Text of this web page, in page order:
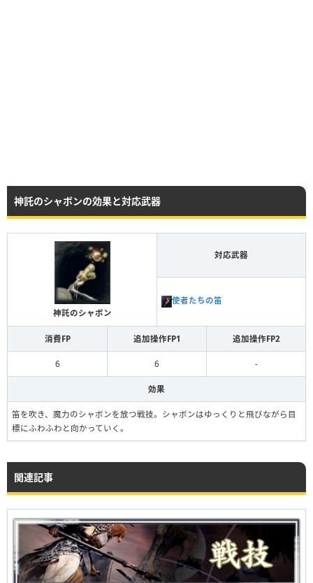
神託のシャボンの効果と対応武器
神託のシャボン
対応武器
使者たちの笛
消費FP 追加操作FP1 追加操作FP2
6 6 -
効果
笛を吹き、魔力のシャボンを放つ戦技。シャボンはゆっくりと飛びながら目
標にふわふわと向かっていく。
関連記事